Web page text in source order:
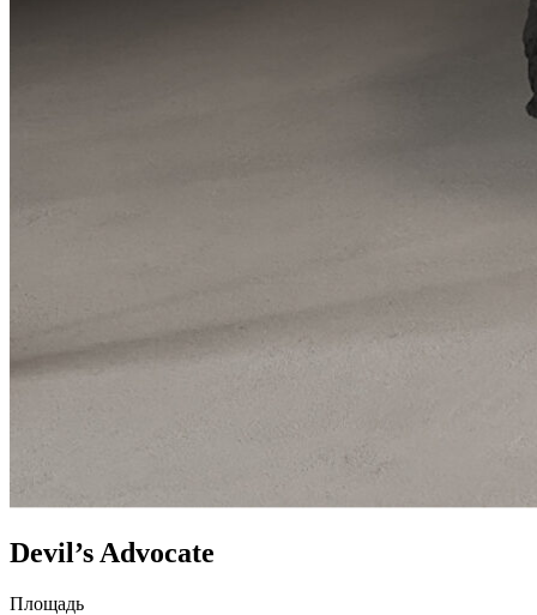
Devil’s Advocate
Площадь